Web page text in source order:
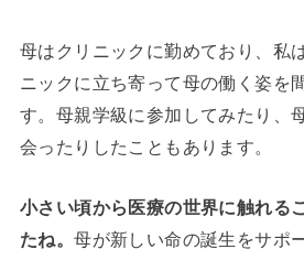
母はクリニックに勤めており、私
ニックに立ち寄って母の働く姿を
す。母親学級に参加してみたり、
会ったりしたこともあります。
小さい頃から医療の世界に触れる
たね。母が新しい命の誕生をサポ